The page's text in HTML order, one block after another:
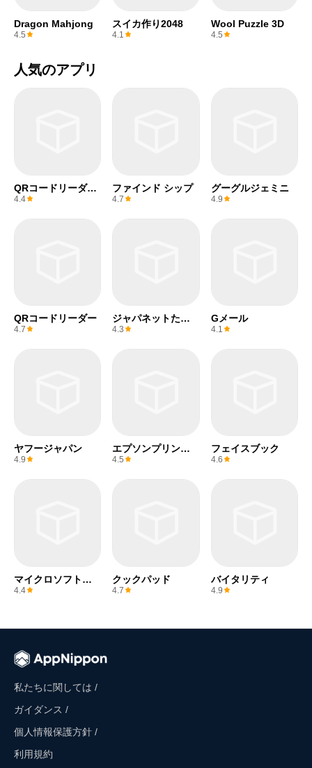
Dragon Mahjong
4.5
スイカ作り2048
4.1
Wool Puzzle 3D
4.5
人気のアプリ
QRコードリーダー
(無料)
4.4
ファインド シップ
4.7
グーグルジェミニ
4.9
QRコードリーダー
4.7
ジャパネットたか
た
4.3
Gメール
4.1
ヤフージャパン
4.9
エプソンプリンタ
ー
4.5
フェイスブック
4.6
マイクロソフトエ
クセル
4.4
クックパッド
4.7
バイタリティ
4.9
私たちに関しては /
ガイダンス /
個人情報保護方針 /
利用規約